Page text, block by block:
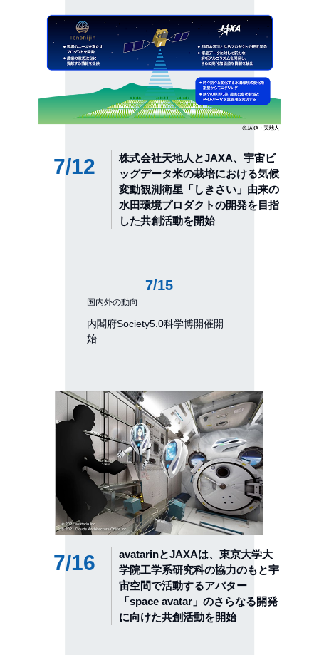
7/12
株式会社天地人とJAXA、宇宙ビ
ッグデータ米の栽培における気候
変動観測衛星「しきさい」由来の
水田環境プロダクトの開発を目指
した共創活動を開始
7/15
国内外の動向
内閣府Society5.0科学博開催開
始
7/16
avatarinとJAXAは、東京大学大
学院工学系研究科の協力のもと宇
宙空間で活動するアバター
「space avatar」のさらなる開発
に向けた共創活動を開始